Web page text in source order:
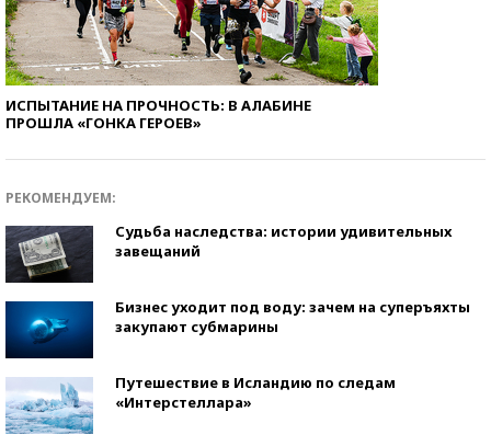
ИСПЫТАНИЕ НА ПРОЧНОСТЬ: В АЛАБИНЕ
ПРОШЛА «ГОНКА ГЕРОЕВ»
РЕКОМЕНДУЕМ:
Судьба наследства: истории удивительных
завещаний
Бизнес уходит под воду: зачем на суперъяхты
закупают субмарины
Путешествие в Исландию по следам
«Интерстеллара»